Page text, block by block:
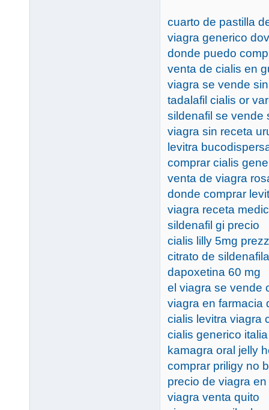
cuarto de pastilla
viagra generico
donde puedo
venta de cialis en
viagra se vende
tadalafil cialis or
sildenafil se vende
viagra sin receta
levitra
comprar cialis
venta de viagra
donde comprar
viagra receta
sildenafil gi precio
cialis lilly 5mg
citrato de
dapoxetina 60 mg
el viagra se vende
viagra en farmacia
cialis levitra viagra
cialis generico
kamagra oral jelly
comprar priligy no
precio de viagra
viagra venta quito